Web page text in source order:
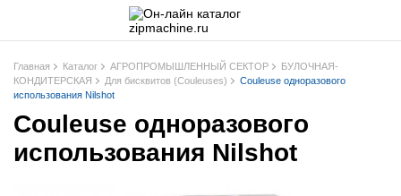
Главная Каталог АГРОПРОМЫШЛЕННЫЙ СЕКТОР
БУЛОЧНАЯ-
КОНДИТЕРСКАЯ
Для бисквитов (Couleuses)
Couleuse одноразового
использования Nilshot
Couleuse одноразового
использования Nilshot